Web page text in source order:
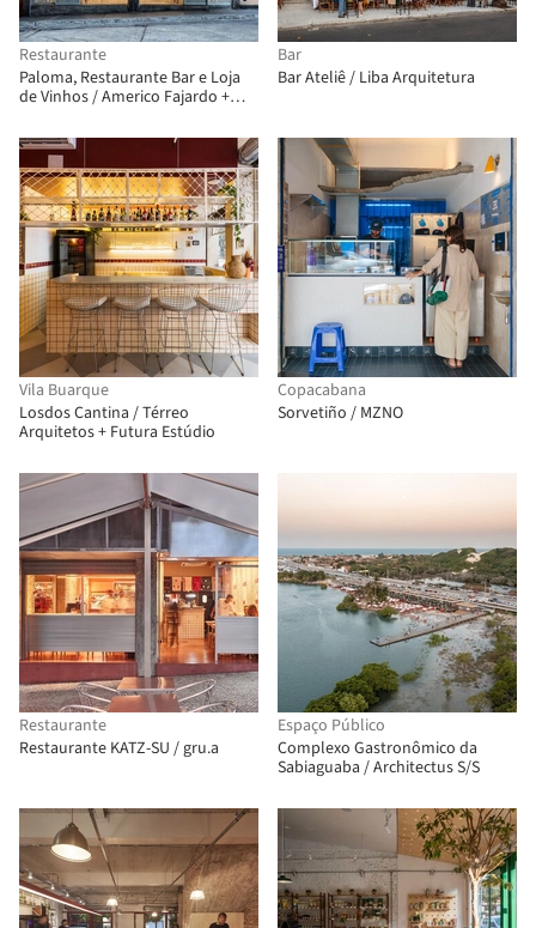
Restaurante
Paloma, Restaurante Bar e Loja
de Vinhos / Americo Fajardo +
Bar
Bar Ateliê / Liba Arquitetura
Vila Buarque
Losdos Cantina / Térreo
Arquitetos + Futura Estúdio
Copacabana
Sorvetiño / MZNO
Restaurante
Restaurante KATZ-SU / gru.a
Espaço Público
Complexo Gastronômico da
Sabiaguaba / Architectus S/S